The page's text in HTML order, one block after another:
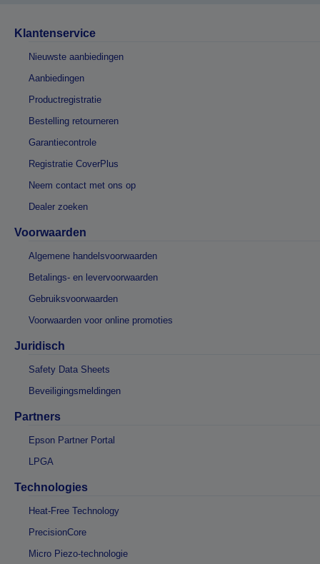
Klantenservice
Nieuwste aanbiedingen
Aanbiedingen
Productregistratie
Bestelling retourneren
Garantiecontrole
Registratie CoverPlus
Neem contact met ons op
Dealer zoeken
Voorwaarden
Algemene handelsvoorwaarden
Betalings- en levervoorwaarden
Gebruiksvoorwaarden
Voorwaarden voor online promoties
Juridisch
Safety Data Sheets
Beveiligingsmeldingen
Partners
Epson Partner Portal
LPGA
Technologies
Heat-Free Technology
PrecisionCore
Micro Piezo-technologie